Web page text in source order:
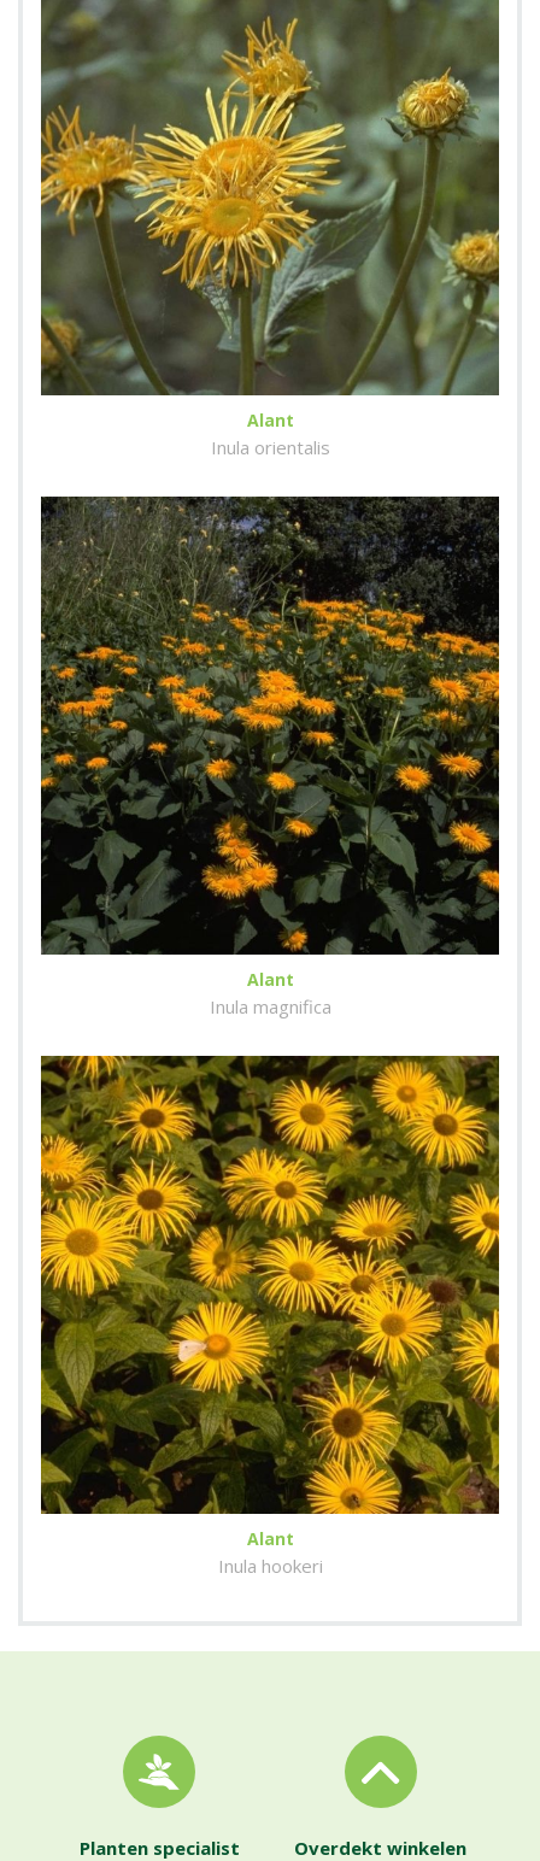
Alant
Inula orientalis
Alant
Inula magnifica
Alant
Inula hookeri
Planten specialist Overdekt winkelen